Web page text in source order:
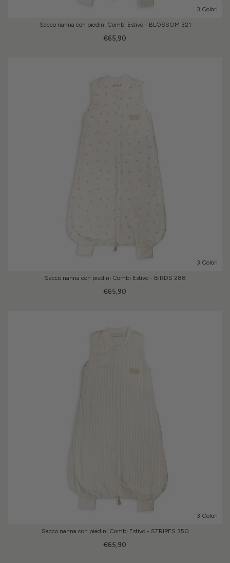
3 Colori
Sacco nanna con piedini Combi Estivo - BLOSSOM 321
€65,90
3 Colori
Sacco nanna con piedini Combi Estivo - BIRDS 288
€65,90
3 Colori
Sacco nanna con piedini Combi Estivo - STRIPES 350
€65,90